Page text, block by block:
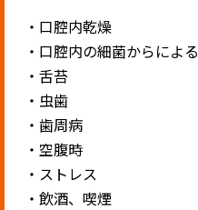
・口腔内乾燥
・口腔内の細菌からによる
・舌苔
・虫歯
・歯周病
・空腹時
・ストレス
・飲酒、喫煙